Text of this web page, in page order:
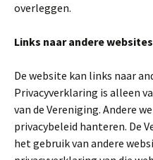
overleggen.
Links naar andere websites
De website kan links naar
Privacyverklaring is alleen
van de Vereniging. Andere
privacybeleid hanteren. De
het gebruik van andere